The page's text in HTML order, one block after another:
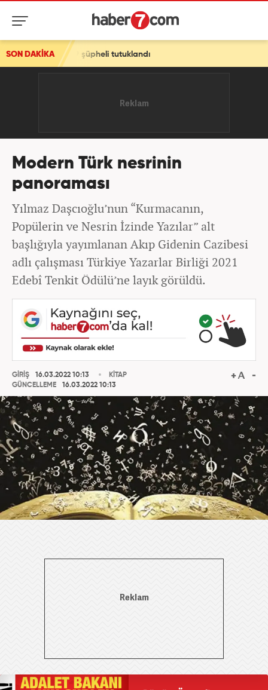
SON DAKİKA
şüpheli tutuklandı
Modern Türk nesrinin
panoraması
Yılmaz Daşcıoğlu’nun “Kurmacanın,
Popülerin ve Nesrin İzinde Yazılar” alt
başlığıyla yayımlanan Akıp Gidenin Cazibesi
adlı çalışması Türkiye Yazarlar Birliği 2021
Edebî Tenkit Ödülü’ne layık görüldü.
GİRİŞ
16.03.2022 10:13
GÜNCELLEME
16.03.2022 10:13
KİTAP